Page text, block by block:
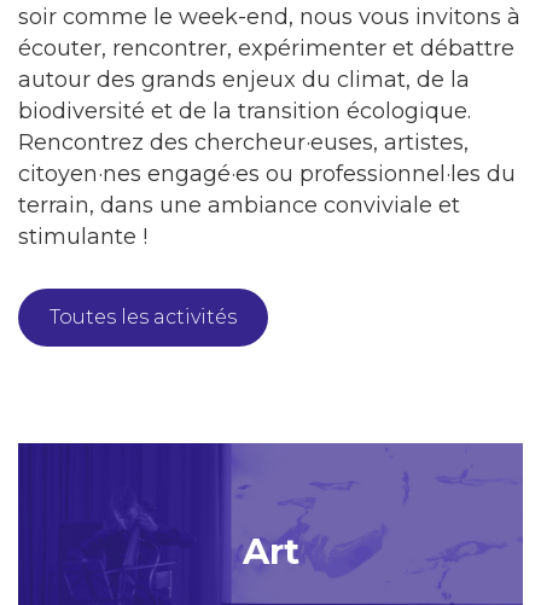
soir comme le week-end, nous vous invitons à
écouter, rencontrer, expérimenter et débattre
autour des grands enjeux du climat, de la
biodiversité et de la transition écologique.
Rencontrez des chercheur·euses, artistes,
citoyen·nes engagé·es ou professionnel·les du
terrain, dans une ambiance conviviale et
stimulante !
Toutes les activités
Art